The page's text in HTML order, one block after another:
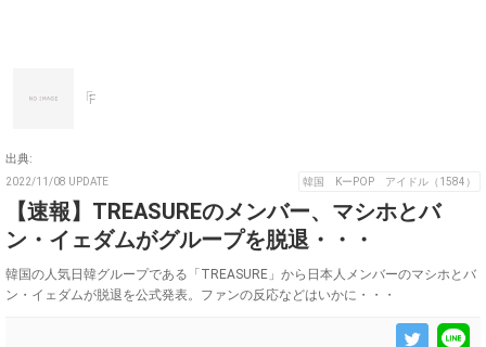
F
出典:
2022/11/08 UPDATE 韓国 KーPOP アイドル（1584）
【速報】TREASUREのメンバー、マシホとバ
ン・イェダムがグループを脱退・・・
韓国の人気日韓グループである「TREASURE」から日本人メンバーのマシホとバ
ン・イェダムが脱退を公式発表。ファンの反応などはいかに・・・